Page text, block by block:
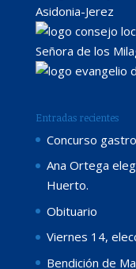
Asidonia-Jerez
Señora de los
Entradas recientes
Concurso
Ana Ortega
Huerto.
Obituario
Viernes 14,
Bendición de